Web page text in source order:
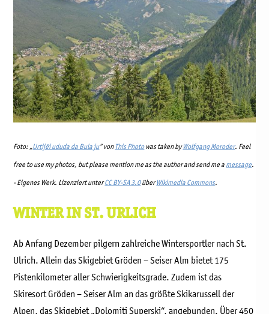
Foto: „Urtijëi ududa da Bula ju“ von This Photowas taken byWolfgang Moroder. Feel
free to use my photos, but please mention me as the author and send me a message.
-Eigenes Werk. Lizenziert unterCC BY-SA 3.0überWikimedia Commons.
WINTER IN ST. URLICH
Ab Anfang Dezember pilgern zahlreiche Wintersportler nach St.
Ulrich. Allein das Skigebiet Gröden – Seiser Alm bietet 175
Pistenkilometer aller Schwierigkeitsgrade. Zudem ist das
Skiresort Gröden – Seiser Alm an das größte Skikarussell der
Alpen, das Skigebiet „Dolomiti Superski“, angebunden. Über 450